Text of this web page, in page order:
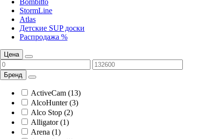
StormLine
Atlas
Детские SUP доски
Распродажа %
Цена
Бренд
ActiveCam (13)
AlcoHunter (3)
Alco Stop (2)
Alligator (1)
Arena (1)